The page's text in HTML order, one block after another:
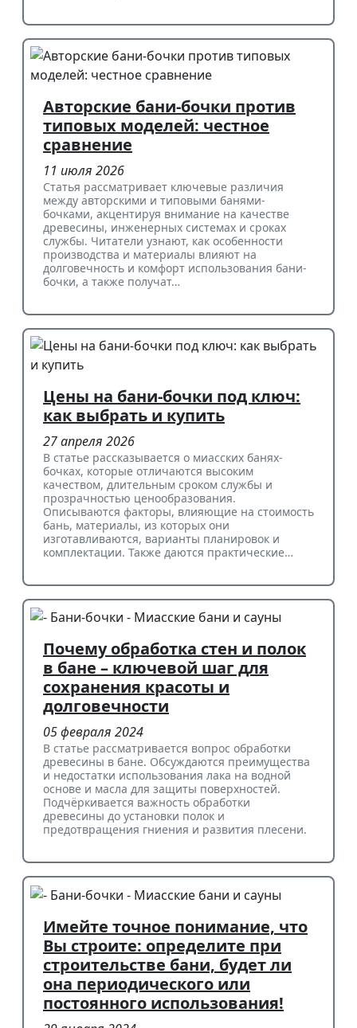
Авторские бани-бочки против
типовых моделей: честное
сравнение
11 июля 2026
Статья рассматривает ключевые различия
между авторскими и типовыми банями-
бочками, акцентируя внимание на качестве
древесины, инженерных системах и сроках
службы. Читатели узнают, как особенности
производства и материалы влияют на
долговечность и комфорт использования бани-
бочки, а также получат…
Цены на бани-бочки под ключ:
как выбрать и купить
27 апреля 2026
В статье рассказывается о миасских банях-
бочках, которые отличаются высоким
качеством, длительным сроком службы и
прозрачностью ценообразования.
Описываются факторы, влияющие на стоимость
бань, материалы, из которых они
изготавливаются, варианты планировок и
комплектации. Также даются практические…
Почему обработка стен и полок
в бане – ключевой шаг для
сохранения красоты и
долговечности
05 февраля 2024
В статье рассматривается вопрос обработки
древесины в бане. Обсуждаются преимущества
и недостатки использования лака на водной
основе и масла для защиты поверхностей.
Подчёркивается важность обработки
древесины до установки полок и
предотвращения гниения и развития плесени.
Имейте точное понимание, что
Вы строите: определите при
строительстве бани, будет ли
она периодического или
постоянного использования!